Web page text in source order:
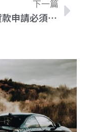
下一篇
車貸貸款申請必須條件智慧解析，秒懂車貸申請要點